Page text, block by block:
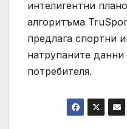
интелигентни
алгоритъма
предлага спортни
натрупаните
потребителя.